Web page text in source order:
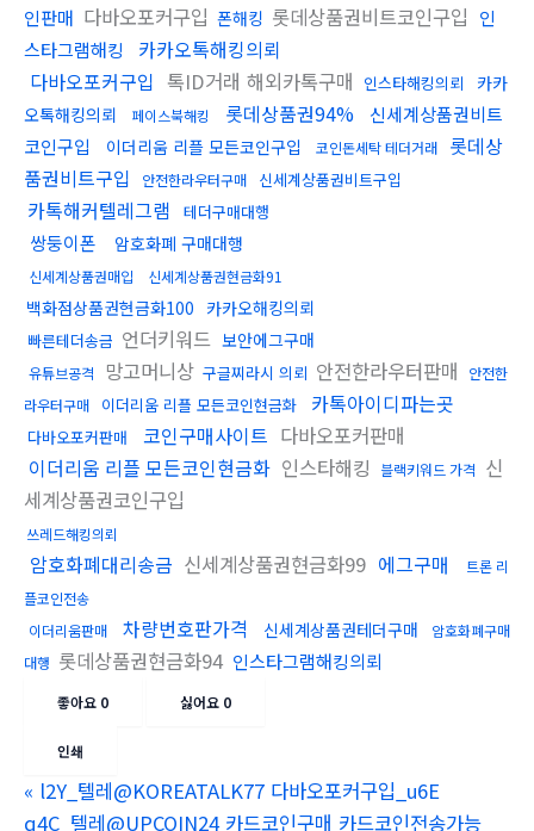
인판매 다바오포커구입 폰해킹 롯데상품권비트코인구입 인
스타그램해킹
카카오톡해킹의뢰
다바오포커구입 톡ID거래 해외카톡구매 인스타해킹의뢰
카카
오톡해킹의뢰
페이스북해킹 롯데상품권94%
신세계상품권비트
코인구입
이더리움 리플 모든코인구입 코인돈세탁 테더거래
롯데상
품권비트구입
안전한라우터구매 신세계상품권비트구입
카톡해커텔레그램 테더구매대행
쌍둥이폰 암호화폐 구매대행
신세계상품권매입 신세계상품권현금화91
백화점상품권현금화100 카카오해킹의뢰
빠른테더송금 언더키워드 보안에그구매
유튜브공격 망고머니상 구글찌라시 의뢰 안전한라우터판매
안전한
라우터구매
이더리움 리플 모든코인현금화 카톡아이디파는곳
다바오포커판매 코인구매사이트 다바오포커판매
이더리움 리플 모든코인현금화 인스타해킹 블랙키워드 가격 신
세계상품권코인구입
쓰레드해킹의뢰
암호화폐대리송금 신세계상품권현금화99 에그구매
트론 리
플코인전송
이더리움판매
차량번호판가격 신세계상품권테더구매
암호화폐구매
대행 롯데상품권현금화94 인스타그램해킹의뢰
좋아요 0 싫어요 0
인쇄
« l2Y_텔레@KOREATALK77 다바오포커구입_u6E
q4C_텔레@UPCOIN24 카드코인구매 카드코인전송가능